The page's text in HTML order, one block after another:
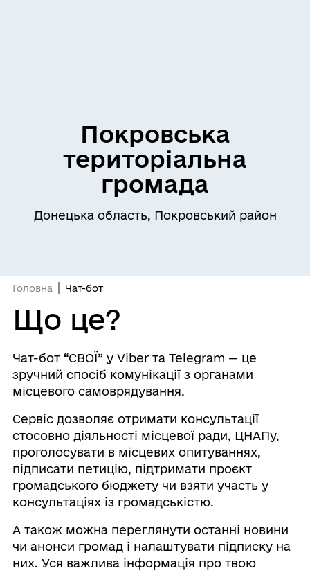
Покровська
територіальна
громада
Донецька область, Покровський район
Головна Чат-бот
Що це?
Чат-бот “СВОЇ” у Viber та Telegram — це
зручний спосіб комунікації з органами
місцевого самоврядування.
Сервіс дозволяє отримати консультації
стосовно діяльності місцевої ради, ЦНАПу,
проголосувати в місцевих опитуваннях,
підписати петицію, підтримати проєкт
громадського бюджету чи взяти участь у
консультаціях із громадськістю.
А також можна переглянути останні новини
чи анонси громад і налаштувати підписку на
них. Уся важлива інформація про твою